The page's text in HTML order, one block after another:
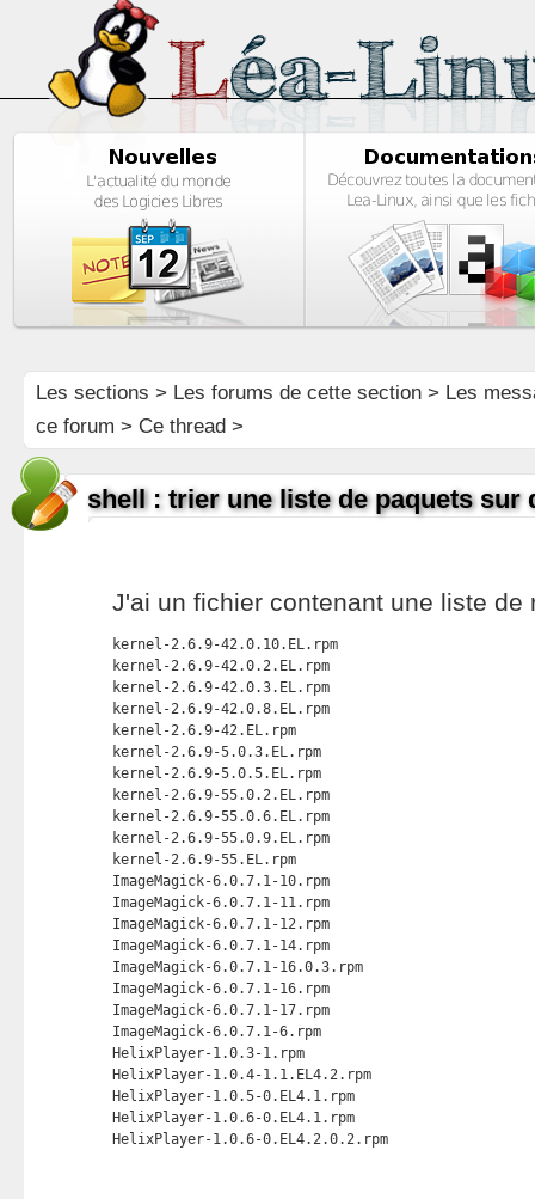
Les sections > Les forums de cette section> Les
ce forum > Ce thread >
shell : trier une liste de paquets sur
J'ai un fichier contenant une liste de
kernel-2.6.9-42.0.10.EL.rpm
kernel-2.6.9-42.0.2.EL.rpm
kernel-2.6.9-42.0.3.EL.rpm
kernel-2.6.9-42.0.8.EL.rpm
kernel-2.6.9-42.EL.rpm
kernel-2.6.9-5.0.3.EL.rpm
kernel-2.6.9-5.0.5.EL.rpm
kernel-2.6.9-55.0.2.EL.rpm
kernel-2.6.9-55.0.6.EL.rpm
kernel-2.6.9-55.0.9.EL.rpm
kernel-2.6.9-55.EL.rpm
ImageMagick-6.0.7.1-10.rpm
ImageMagick-6.0.7.1-11.rpm
ImageMagick-6.0.7.1-12.rpm
ImageMagick-6.0.7.1-14.rpm
ImageMagick-6.0.7.1-16.0.3.rpm
ImageMagick-6.0.7.1-16.rpm
ImageMagick-6.0.7.1-17.rpm
ImageMagick-6.0.7.1-6.rpm
HelixPlayer-1.0.3-1.rpm
HelixPlayer-1.0.4-1.1.EL4.2.rpm
HelixPlayer-1.0.5-0.EL4.1.rpm
HelixPlayer-1.0.6-0.EL4.1.rpm
HelixPlayer-1.0.6-0.EL4.2.0.2.rpm